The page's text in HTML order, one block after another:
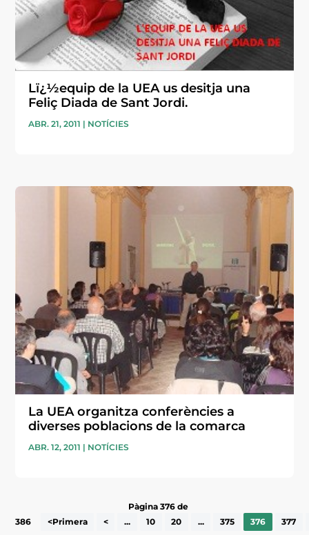
Lï¿½equip de la UEA us desitja una
Feliç Diada de Sant Jordi.
ABR. 21, 2011 | NOTÍCIES
La UEA organitza conferències a
diverses poblacions de la comarca
ABR. 12, 2011 | NOTÍCIES
Pàgina 376 de
386
<Primera < ... 10 20 ... 375 376 377